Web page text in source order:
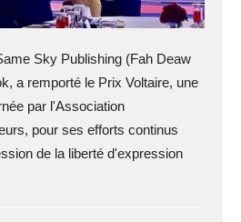
Sky Publishing (Fah Deaw
a remporté le Prix Voltaire, une
par l'Association
pour ses efforts continus
de la liberté d'expression